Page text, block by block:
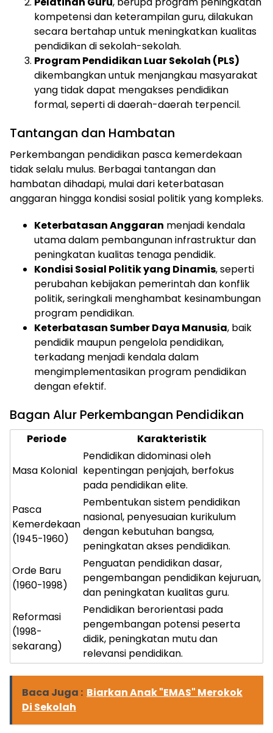
kompetensi dan keterampilan guru, dilakukan
secara bertahap untuk meningkatkan kualitas
pendidikan di sekolah-sekolah.
Program Pendidikan Luar Sekolah (PLS)
dikembangkan untuk menjangkau masyarakat
yang tidak dapat mengakses pendidikan
formal, seperti di daerah-daerah terpencil.
Tantangan dan Hambatan
Perkembangan pendidikan pasca kemerdekaan
tidak selalu mulus. Berbagai tantangan dan
hambatan dihadapi, mulai dari keterbatasan
anggaran hingga kondisi sosial politik yang kompleks.
Keterbatasan Anggaran menjadi kendala
utama dalam pembangunan infrastruktur dan
peningkatan kualitas tenaga pendidik.
Kondisi Sosial Politik yang Dinamis, seperti
perubahan kebijakan pemerintah dan konflik
politik, seringkali menghambat kesinambungan
program pendidikan.
Keterbatasan Sumber Daya Manusia, baik
pendidik maupun pengelola pendidikan,
terkadang menjadi kendala dalam
mengimplementasikan program pendidikan
dengan efektif.
Bagan Alur Perkembangan Pendidikan
Periode Karakteristik
Masa Kolonial
Pendidikan didominasi oleh
kepentingan penjajah, berfokus
pada pendidikan elite.
Pasca
Kemerdekaan
(1945-1960)
Pembentukan sistem pendidikan
nasional, penyesuaian kurikulum
dengan kebutuhan bangsa,
peningkatan akses pendidikan.
Orde Baru
(1960-1998)
Penguatan pendidikan dasar,
pengembangan pendidikan kejuruan,
dan peningkatan kualitas guru.
Reformasi
(1998-
sekarang)
Pendidikan berorientasi pada
pengembangan potensi peserta
didik, peningkatan mutu dan
relevansi pendidikan.
Baca Juga : Biarkan Anak "EMAS" Merokok
Di Sekolah